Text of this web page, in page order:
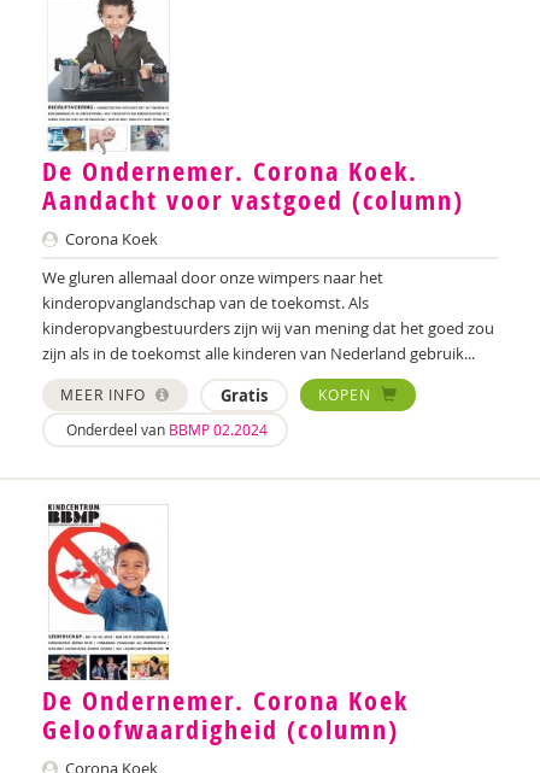
Iris Brandsteder
Karin Brandt
Dirk Brants
Merel Breedeveld
Aniek Breevoort
Marion Breg
Tessa Brik
Jan Pieter Brinkman
Amber Broek
Maryse Broek
Kees Broekhof
Herman Broekhuizen
Martine Broekhuizen
Daphne Broer
Marik Broere
Miranda Bron
De Ondernemer. Corona Koek.
Aandacht voor vastgoed (column)
Corona Koek
We gluren allemaal door onze wimpers naar het
kinderopvanglandschap van de toekomst. Als
kinderopvangbestuurders zijn wij van mening dat het goed zou
zijn als in de toekomst alle kinderen van Nederland gebruik...
MEER INFO Gratis
KOPEN
Onderdeel van BBMP 02.2024
De Ondernemer. Corona Koek
Geloofwaardigheid (column)